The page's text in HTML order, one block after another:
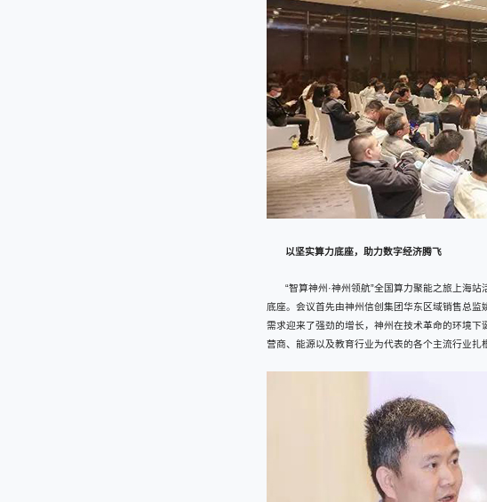
以坚实算力底座，助力数字经济腾飞
“智算神州·神州领航”全国算力聚能之旅上海
底座。会议首先由神州信创集团华东区域销售总
需求迎来了强劲的增长，神州在技术革命的环境
营商、能源以及教育行业为代表的各个主流行业扎